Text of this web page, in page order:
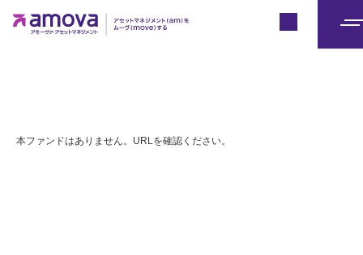
本ファンドはありません。URLを確認ください。